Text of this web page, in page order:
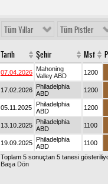
Tüm Yıllar Tüm Pistler
Tarih Şehir Msf
07.04.2026 Mahoning
Valley ABD
1200
17.02.2026 Philadelphia
ABD
1200
05.11.2025 Philadelphia
ABD
1200
13.10.2025 Philadelphia
ABD
1100
19.09.2025 Philadelphia
ABD
1100
Toplam 5 sonuçtan 5 tanesi
Başa Dön